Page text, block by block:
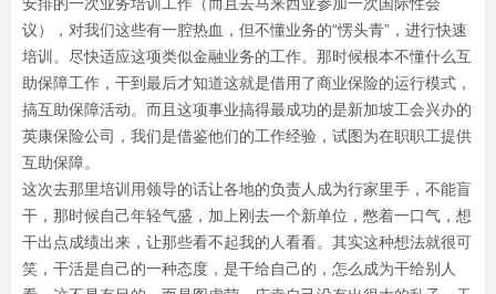
议），对我们这些有一腔热血，但不懂业务的“愣头青”，进行快速
培训。尽快适应这项类似金融业务的工作。那时候根本不懂什么互
助保障工作，干到最后才知道这就是借用了商业保险的运行模式，
搞互助保障活动。而且这项事业搞得最成功的是新加坡工会兴办的
英康保险公司，我们是借鉴他们的工作经验，试图为在职职工提供
互助保障。
这次去那里培训用领导的话让各地的负责人成为行家里手，不能盲
干，那时候自己年轻气盛，加上刚去一个新单位，憋着一口气，想
干出点成绩出来，让那些看不起我的人看看。其实这种想法就很可
笑，干活是自己的一种态度，是干给自己的，怎么成为干给别人